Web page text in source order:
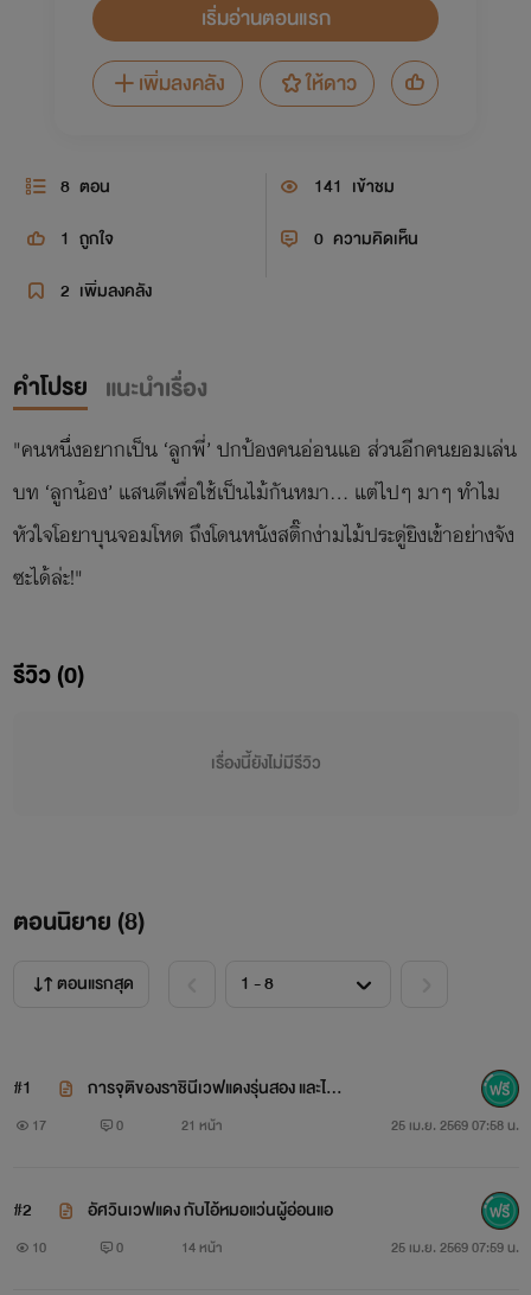
เริ่มอ่านตอนแรก
เพิ่มลงคลัง
ให้ดาว
8 ตอน 141 เข้าชม
1 ถูกใจ 0 ความคิดเห็น
2 เพิ่มลงคลัง
คำโปรย แนะนำเรื่อง
"คนหนึ่งอยากเป็น ‘ลูกพี่’ ปกป้องคนอ่อนแอ ส่วนอีกคนยอมเล่น
บท ‘ลูกน้อง’ แสนดีเพื่อใช้เป็นไม้กันหมา... แต่ไปๆ มาๆ ทำไม
หัวใจโอยาบุนจอมโหด ถึงโดนหนังสติ๊กง่ามไม้ประดู่ยิงเข้าอย่างจัง
ซะได้ล่ะ!"
รีวิว (0)
เรื่องนี้ยังไม่มีรีวิว
ตอนนิยาย (8)
ตอนแรกสุด
#1
การจุติของราชินีเวฟแดงรุ่นสอง และไอ้แ
ว่นผู้โชคร้าย(?)
17 0 21 หน้า 25 เม.ย. 2569 07:58 น.
#2 อัศวินเวฟแดง กับไอ้หมอแว่นผู้อ่อนแอ
10 0 14 หน้า 25 เม.ย. 2569 07:59 น.